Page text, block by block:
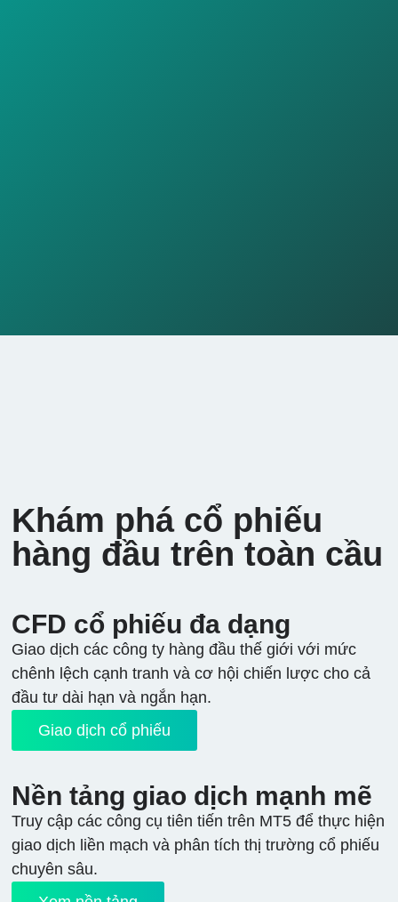
Khám phá cổ phiếu
hàng đầu trên toàn cầu
CFD cổ phiếu đa dạng
Giao dịch các công ty hàng đầu thế giới với mức
chênh lệch cạnh tranh và cơ hội chiến lược cho cả
đầu tư dài hạn và ngắn hạn.
Giao dịch cổ phiếu
Nền tảng giao dịch mạnh mẽ
Truy cập các công cụ tiên tiến trên MT5 để thực hiện
giao dịch liền mạch và phân tích thị trường cổ phiếu
chuyên sâu.